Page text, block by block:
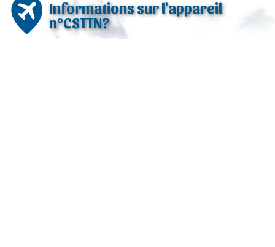
Informations sur l'appareil
n°CSTTN?